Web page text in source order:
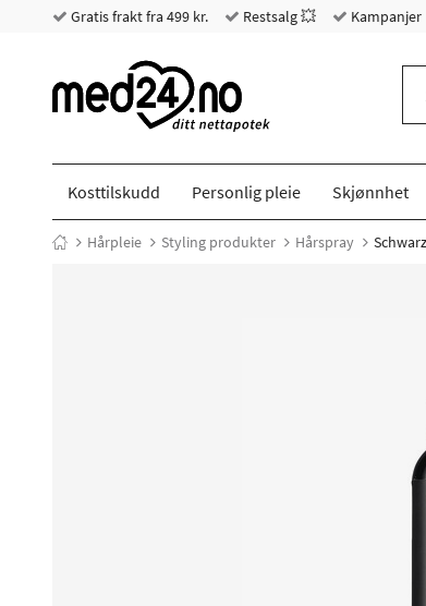
Gratis frakt fra 499 kr. Restsalg 💥 Kampanjer
Kosttilskudd Personlig pleie Skjønnhet
Hårpleie Styling produkter Hårspray